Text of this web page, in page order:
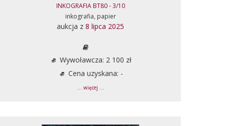
INKOGRAFIA BT80 - 3/10
inkografia, papier
aukcja z 8 lipca 2025
Wywoławcza: 2 100 zł
Cena uzyskana: -
... więcej ...